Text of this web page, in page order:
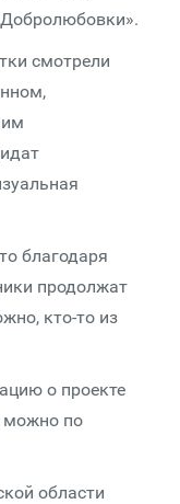
Добролюбовки».
смотрели
благодаря
продолжат
кто-то из
о проекте
можно по
области